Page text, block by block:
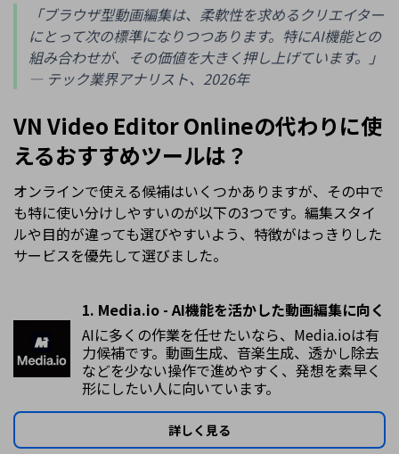
「ブラウザ型動画編集は、柔軟性を求めるクリエイター
にとって次の標準になりつつあります。特にAI機能との
組み合わせが、その価値を大きく押し上げています。」
— テック業界アナリスト、2026年
VN Video Editor Onlineの代わりに使
えるおすすめツールは？
オンラインで使える候補はいくつかありますが、その中で
も特に使い分けしやすいのが以下の3つです。編集スタイ
ルや目的が違っても選びやすいよう、特徴がはっきりした
サービスを優先して選びました。
1. Media.io - AI機能を活かした動画編集に向く
AIに多くの作業を任せたいなら、Media.ioは有
力候補です。動画生成、音楽生成、透かし除去
などを少ない操作で進めやすく、発想を素早く
形にしたい人に向いています。
詳しく見る